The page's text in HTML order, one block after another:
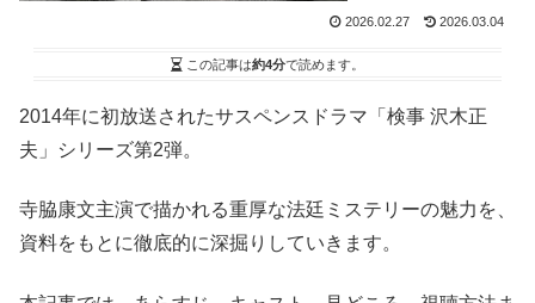
2026.02.27 2026.03.04
この記事は約4分で読めます。
2014年に初放送されたサスペンスドラマ「検事 沢木正
夫」シリーズ第2弾。
寺脇康文主演で描かれる重厚な法廷ミステリーの魅力を、
資料をもとに徹底的に深掘りしていきます。